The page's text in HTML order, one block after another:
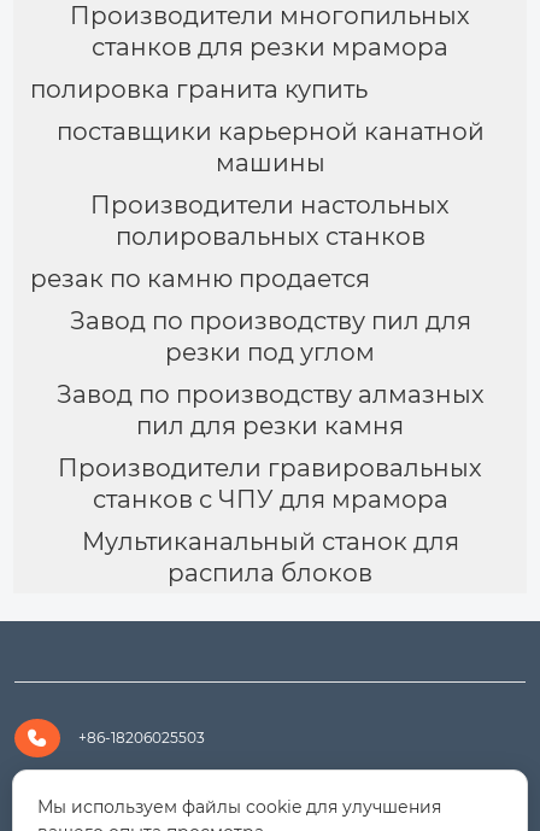
Производители многопильных
станков для резки мрамора
полировка гранита купить
поставщики карьерной канатной
машины
Производители настольных
полировальных станков
резак по камню продается
Завод по производству пил для
резки под углом
Завод по производству алмазных
пил для резки камня
Производители гравировальных
станков с ЧПУ для мрамора
Мультиканальный станок для
распила блоков
 +86-18206025503
 +8618206025503
Мы используем файлы cookie для улучшения